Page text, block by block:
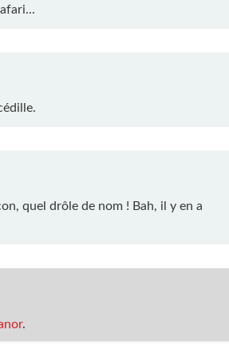
quel drôle de nom ! Bah, il y en a
.